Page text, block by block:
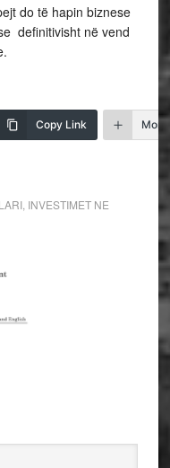
do të hapin biznese
definitivisht në vend
Copy Link More
, INVESTIMET NE